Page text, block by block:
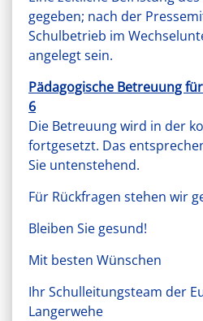
gegeben; nach der
Schulbetrieb im
angelegt sein.
Pädagogische Betreuung
6
Die Betreuung wird in der
fortgesetzt. Das
Sie untenstehend.
Für Rückfragen stehen wir
Bleiben Sie gesund!
Mit besten Wünschen
Ihr Schulleitungsteam der
Langerwehe